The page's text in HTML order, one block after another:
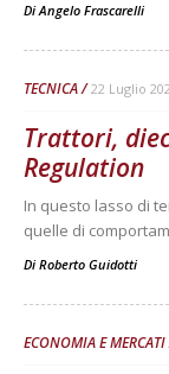
DiAngelo Frascarelli
TECNICA 22 Luglio
Trattori,
Regulation
In questo lasso di
quelle di
Di Roberto Guidotti
ECONOMIA E MERCATI